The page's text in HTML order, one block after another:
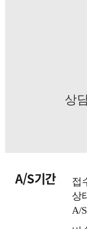
상
A/S기간
접
상
A/